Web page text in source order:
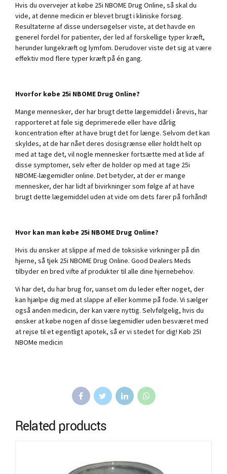
Hvis du overvejer at købe 25i NBOME Drug Online, så skal du
vide, at denne medicin er blevet brugt i kliniske forsøg.
Resultaterne af disse undersøgelser viste, at det havde en
generel fordel for patienter, der led af forskellige typer kræft,
herunder lungekræft og lymfom. Derudover viste det sig at være
effektiv mod flere typer kræft på én gang.
Hvorfor købe 25i NBOME Drug Online?
Mange mennesker, der har brugt dette lægemiddel i årevis, har
rapporteret at føle sig deprimerede eller have dårlig
koncentration efter at have brugt det for længe. Selvom det kan
skyldes, at de har nået deres dosisgrænse eller holdt helt op
med at tage det, vil nogle mennesker fortsætte med at lide af
disse symptomer, selv efter de holder op med at tage 25i
NBOME-lægemidler online. Det betyder, at der er mange
mennesker, der har lidt af bivirkninger som følge af at have
brugt dette lægemiddel uden at vide om dets farer på forhånd!
Hvor kan man købe 25i NBOME Drug Online?
Hvis du ønsker at slippe af med de toksiske virkninger på din
hjerne, så tjek 25i NBOME Drug Online. Good Dealers Meds
tilbyder en bred vifte af produkter til alle dine hjernebehov.
Vi har det, du har brug for, uanset om du leder efter noget, der
kan hjælpe dig med at slappe af eller komme på fode. Vi sælger
også anden medicin, der kan være nyttig. Selvfølgelig, hvis du
ønsker at købe nogen af ​​disse lægemidler uden besværet med
at rejse til et egentligt apotek, så er vi stedet for dig! Køb 25I
NBOMe medicin
Related products